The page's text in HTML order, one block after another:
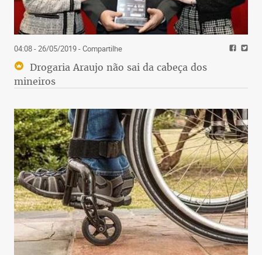
04:08 - 26/05/2019- Compartilhe
Drogaria Araujo não sai da cabeça dos
mineiros